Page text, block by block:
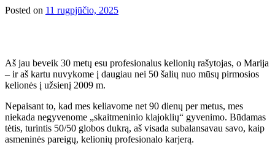
Posted on 11 rugpjūčio, 2025
Aš jau beveik 30 metų esu profesionalus kelionių rašytojas, o Marija
– ir aš kartu nuvykome į daugiau nei 50 šalių nuo mūsų pirmosios
kelionės į užsienį 2009 m.
Nepaisant to, kad mes keliavome net 90 dienų per metus, mes
niekada negyvenome „skaitmeninio klajoklių“ gyvenimo. Būdamas
tėtis, turintis 50/50 globos dukrą, aš visada subalansavau savo, kaip
asmeninės pareigų, kelionių profesionalo karjerą.